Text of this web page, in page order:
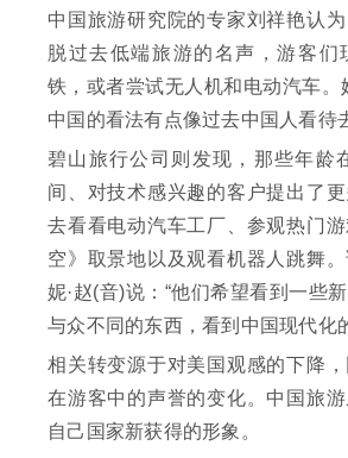
中国旅游研究院的专家刘祥艳认
脱过去低端旅游的名声，游客们
铁，或者尝试无人机和电动汽车。
中国的看法有点像过去中国人看待
碧山旅行公司则发现，那些年龄
间、对技术感兴趣的客户提出了
去看看电动汽车工厂、参观热门
空》取景地以及观看机器人跳舞
妮·赵(音)说：“他们希望看到一些
与众不同的东西，看到中国现代化
相关转变源于对美国观感的下降
在游客中的声誉的变化。中国旅
自己国家新获得的形象。